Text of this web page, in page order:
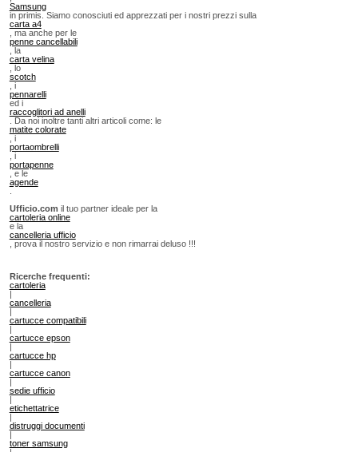
Samsung
in primis. Siamo conosciuti ed apprezzati per i nostri prezzi sulla
carta a4
, ma anche per le
penne cancellabili
, la
carta velina
, lo
scotch
, i
pennarelli
ed i
raccoglitori ad anelli
. Da noi inoltre tanti altri articoli come: le
matite colorate
, i
portaombrelli
, i
portapenne
, e le
agende
Ufficio.com il tuo partner ideale per la
cartoleria online
e la
cancelleria ufficio
, prova il nostro servizio e non rimarrai deluso !!!
Ricerche frequenti:
cartoleria
|
cancelleria
|
cartucce compatibili
|
cartucce epson
|
cartucce hp
|
cartucce canon
|
sedie ufficio
|
etichettatrice
|
distruggi documenti
|
toner samsung